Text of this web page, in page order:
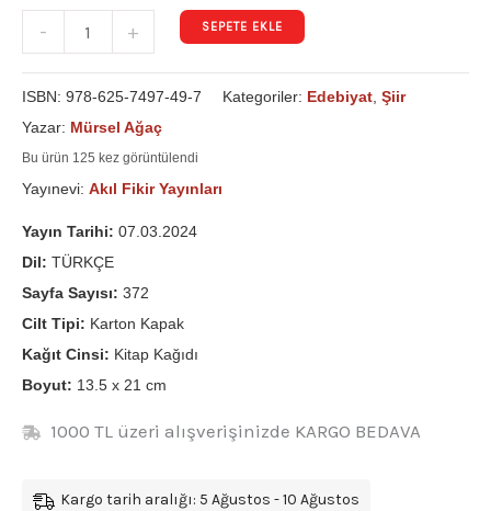
- + SEPETE EKLE
ISBN: 978-625-7497-49-7 Kategoriler: Edebiyat Şiir
Yazar: Mürsel Ağaç
Bu ürün 125 kez görüntülendi
Yayınevi: Akıl Fikir Yayınları
Yayın Tarihi: 07.03.2024
Dil: TÜRKÇE
Sayfa Sayısı: 372
Cilt Tipi: Karton Kapak
Kağıt Cinsi: Kitap Kağıdı
Boyut: 13.5 x 21 cm
1000 TL üzeri alışverişinizde KARGO BEDAVA
Kargo tarih aralığı: 5 Ağustos - 10 Ağustos